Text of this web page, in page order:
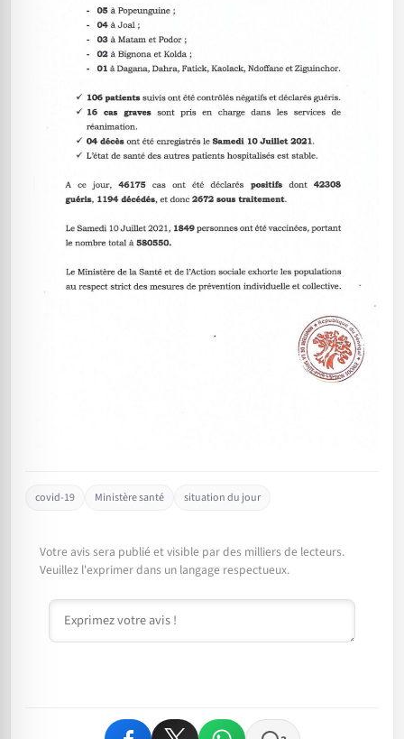
covid-19 Ministère santé situation du jour
Votre avis sera publié et visible par des milliers de lecteurs.
Veuillez l'exprimer dans un langage respectueux.
Commentaire